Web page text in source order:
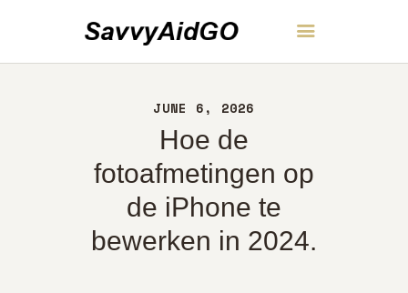
JUNE 6, 2026
Hoe de
fotoafmetingen op
de iPhone te
bewerken in 2024.
SavvyAidGO
CONTACT
BELEID
NEDERLANDS